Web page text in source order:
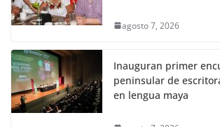
agosto 7, 2026
Inauguran primer
peninsular de
en lengua maya